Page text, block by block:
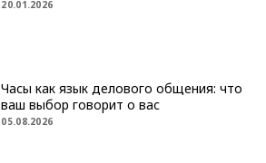
20.01.2026
Часы как язык делового общения: что
ваш выбор говорит о вас
05.08.2026